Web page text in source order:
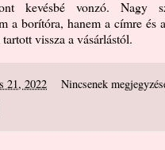
kevésbé vonzó. Nagy
a borítóra, hanem a címre és
vissza a vásárlástól.
21, 2022 Nincsenek